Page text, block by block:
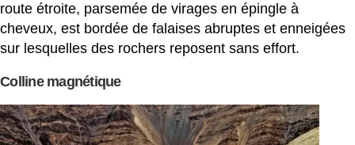
route étroite, parsemée de virages en épingle à
cheveux, est bordée de falaises abruptes et enneigées
sur lesquelles des rochers reposent sans effort.
Colline magnétique